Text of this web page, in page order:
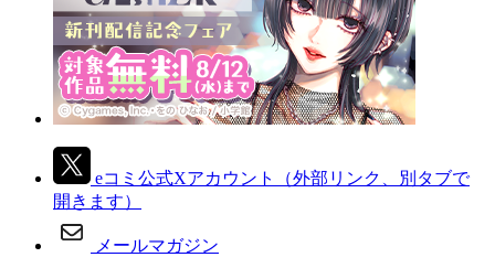
eコミ公式Xアカウント
（外部リンク、別タブで
開きます）
メールマガジン